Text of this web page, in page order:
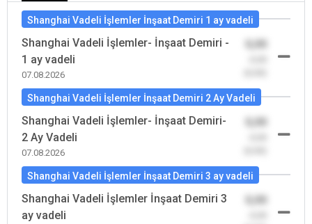
Shanghai Vadeli İşlemler İnşaat Demiri 1 ay vadeli
Shanghai Vadeli İşlemler- İnşaat Demiri -
1 ay vadeli
07.08.2026
0,00
Shanghai Vadeli İşlemler İnşaat Demiri 2 Ay Vadeli
Shanghai Vadeli İşlemler- İnşaat Demiri-
2 Ay Vadeli
07.08.2026
0,00
Shanghai Vadeli İşlemler İnşaat Demiri 3 ay vadeli
Shanghai Vadeli İşlemler İnşaat Demiri 3
ay vadeli
0,00